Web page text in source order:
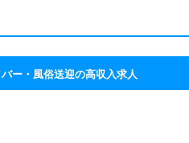
ー・風俗送迎の高収入求人